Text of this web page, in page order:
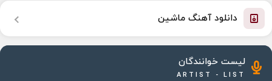
دانلود آهنگ ماشین
لیست خوانندگان
ARTIST - LIST